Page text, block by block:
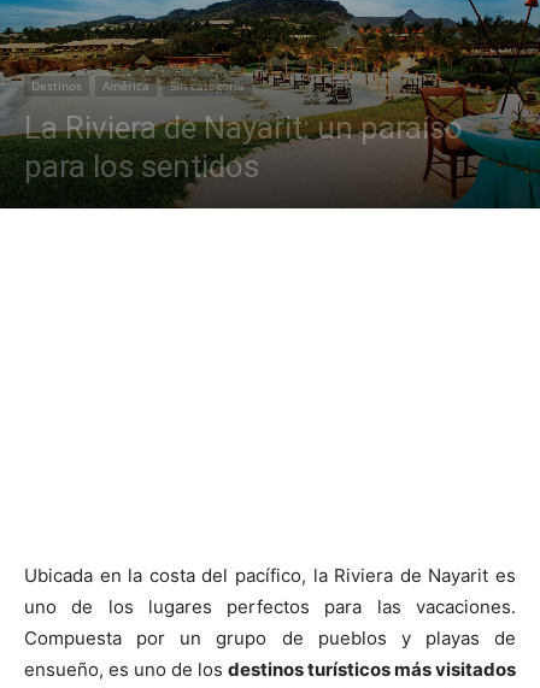
Destinos América Sin categoría
La Riviera de Nayarit: un paraíso
para los sentidos
Ubicada en la costa del pacífico, la Riviera de Nayarit es
uno de los lugares perfectos para las vacaciones.
Compuesta por un grupo de pueblos y playas de
ensueño, es uno de los destinos turísticos más visitados